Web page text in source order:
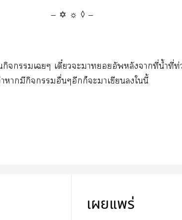
— ✡ ☼ ◊ —
นกิจเๆ เดี๋ยวะายอัพหลังาที่น้ำที่
ามีกิจอื่นๆอีกก็ะาเขียนในี้
เผยแพร่